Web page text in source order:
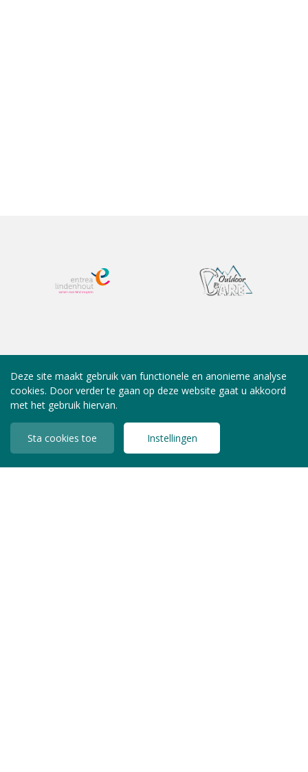
Deze site maakt gebruik van functionele en anonieme analyse
cookies. Door verder te gaan op deze website gaat u akkoord
met het gebruik hiervan.
Sta cookies toe Instellingen